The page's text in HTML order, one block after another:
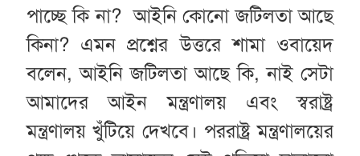
পাচ্ছে কি না? আইনি কোনো জটিলতা আছে
কিনা? এমন প্রশ্নের উত্তরে শামা ওবায়েদ
বলেন, আইনি জটিলতা আছে কি, নাই সেটা
আমাদের আইন মন্ত্রণালয় এবং স্বরাষ্ট্র
মন্ত্রণালয় খুঁটিয়ে দেখবে। পররাষ্ট্র মন্ত্রণালয়ের